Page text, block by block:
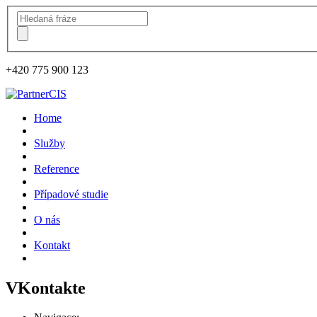
+420 775 900 123
Home
Služby
Reference
Případové studie
O nás
Kontakt
VKontakte